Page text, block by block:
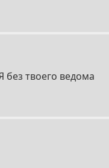
без твоего ведома